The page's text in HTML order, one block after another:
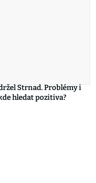
Strnad. Problémy i
hledat pozitiva?